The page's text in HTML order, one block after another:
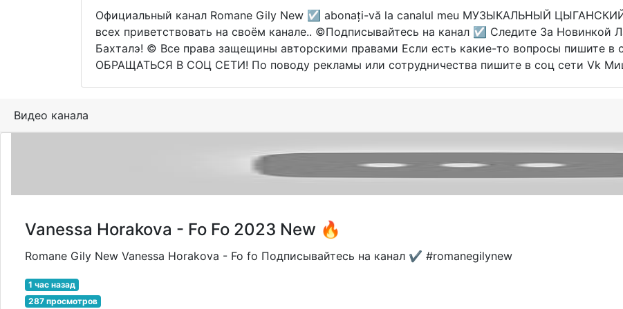
Официальный канал Romane Gily New ☑ abonați-vă la canalul meu МУЗЫКАЛЬНЫЙ
всех приветствовать на своём канале.. ©Подписывайтесь на канал ☑ Следите За Новинкой
Бахталэ! © Все права защещины авторскими правами Если есть какие-то вопросы
ОБРАЩАТЬСЯ В СОЦ СЕТИ! По поводу рекламы или сотрудничества пишите в соц сети Vk
Видео канала
Vanessa Horakova - Fo Fo 2023 New 🔥
Romane Gily New Vanessa Horakova - Fo fo Подписывайтесь на канал ✔️ #romanegilynew
1 час назад
287 просмотров